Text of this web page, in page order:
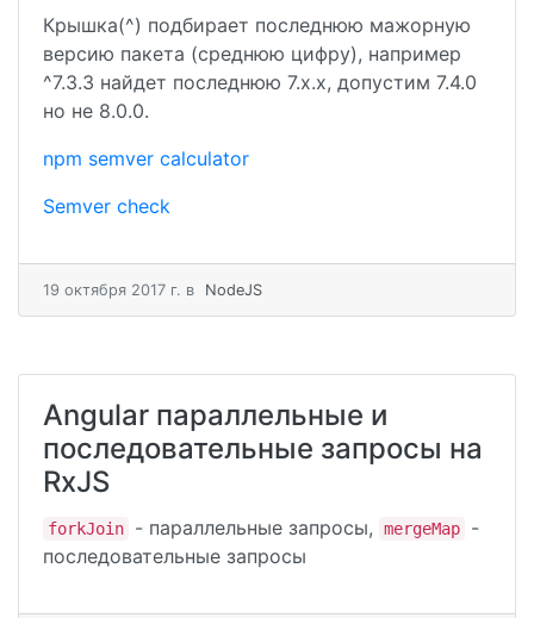
Крышка(^) подбирает последнюю мажорную
версию пакета (среднюю цифру), например
^7.3.3 найдет последнюю 7.x.x, допустим 7.4.0
но не 8.0.0.
npm semver calculator
Semver check
19 октября 2017 г. в NodeJS
Angular параллельные и
последовательные запросы на
RxJS
forkJoin - параллельные запросы, mergeMap
-
последовательные запросы